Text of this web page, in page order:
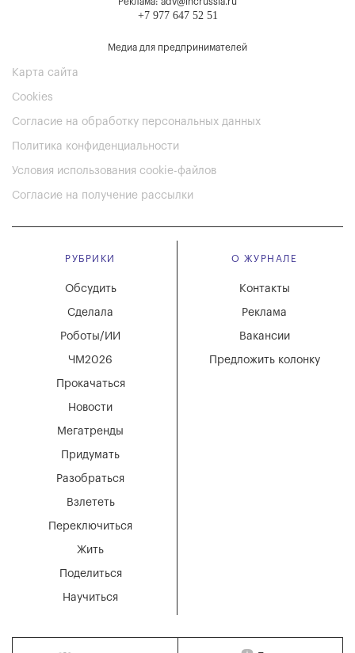
+7 977 647 52 51
Медиа для предпринимателей
Карта сайта
Cookies
Согласие на обработку персональных данных
Политика конфиденциальности
Условия использования cookie-файлов
Согласие на получение рассылки
РУБРИКИ
Мегатренды
Придумать
Разобраться
Взлететь
Новости
Переключиться
Жить
Поделиться
Научиться
Обсудить
Сделала
Роботы/ИИ
ЧМ2026
Прокачаться
О ЖУРНАЛЕ
Вакансии
Реклама
Контакты
Предложить колонку